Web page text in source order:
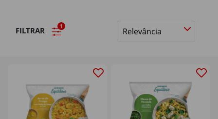
FILTRAR 1
Ordenar